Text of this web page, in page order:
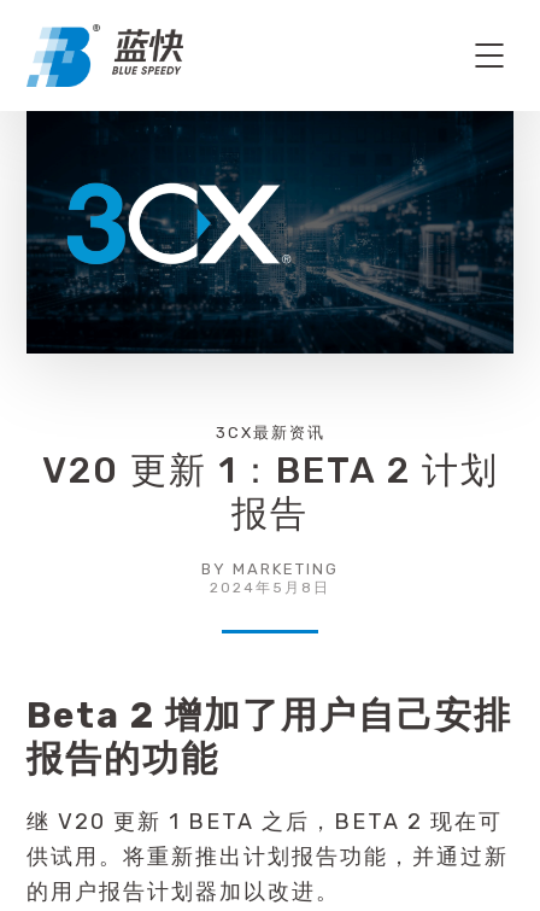
3CX最新资讯
V20 更新 1：BETA 2 计划
报告
BY MARKETING
2024年5月8日
Beta 2 增加了用户自己安排
报告的功能
继V20 更新 1 BETA 之后，BETA 2 现在可
供试用。将重新推出计划报告功能，并通过新
的用户报告计划器加以改进。